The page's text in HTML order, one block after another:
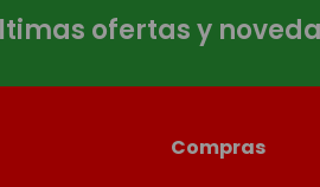
ofertas y
Compras